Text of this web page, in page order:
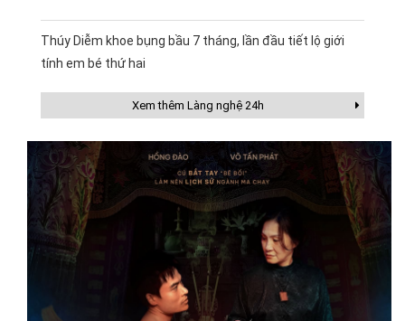
Thúy Diễm khoe bụng bầu 7 tháng, lần đầu tiết lộ giới
tính em bé thứ hai
Xem thêm Làng nghệ 24h